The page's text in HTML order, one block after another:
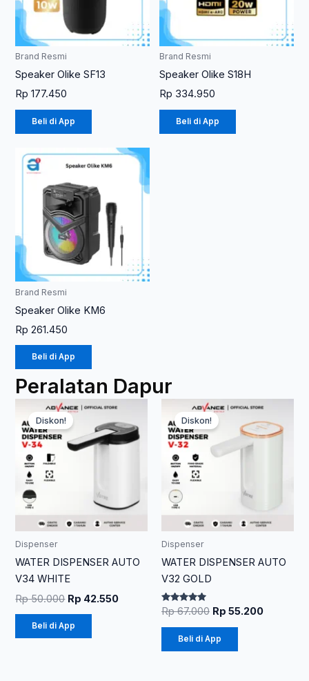
Brand Resmi
Speaker Olike SF13
Rp 177.450
Beli di App
Brand Resmi
Speaker Olike S18H
Rp 334.950
Beli di App
Brand Resmi
Speaker Olike KM6
Rp 261.450
Beli di App
Peralatan Dapur
Diskon!
Dispenser
WATER DISPENSER AUTO
V34 WHITE
Rp50.000
Harga
aslinya
adalah:
Rp 50.000.
Rp 42.550
ini
adalah:
Beli di App
Diskon!
Dispenser
WATER DISPENSER AUTO
V32 GOLD
Dinilai
5.00
dari 5
Rp67.000
Harga
aslinya
adalah:
Rp 67.000.
Rp 55.200
Harga
ini
adalah:
Beli di App